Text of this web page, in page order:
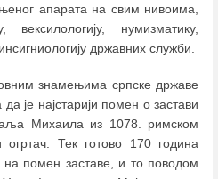
апарата на свим нивоима,
нумизматику,
државних служби.
знамењима српске државе
је најстарији помен о застави
Михаила из 1078. римском
Тек готово 170 година
на помен заставе, и то поводом